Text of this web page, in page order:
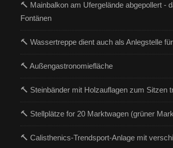
🔨 Mainbalkon am Ufergelände abgepollert -
Fontänen
🔨 Wassertreppe dient auch als Anlegstelle
🔨 Außengastronomiefläche
🔨 Steinbänder mit Holzauflagen zum Sitzen
🔨 Stellplätze for 20 Marktwagen (grüner
🔨 Calisthenics-Trendsport-Anlage mit